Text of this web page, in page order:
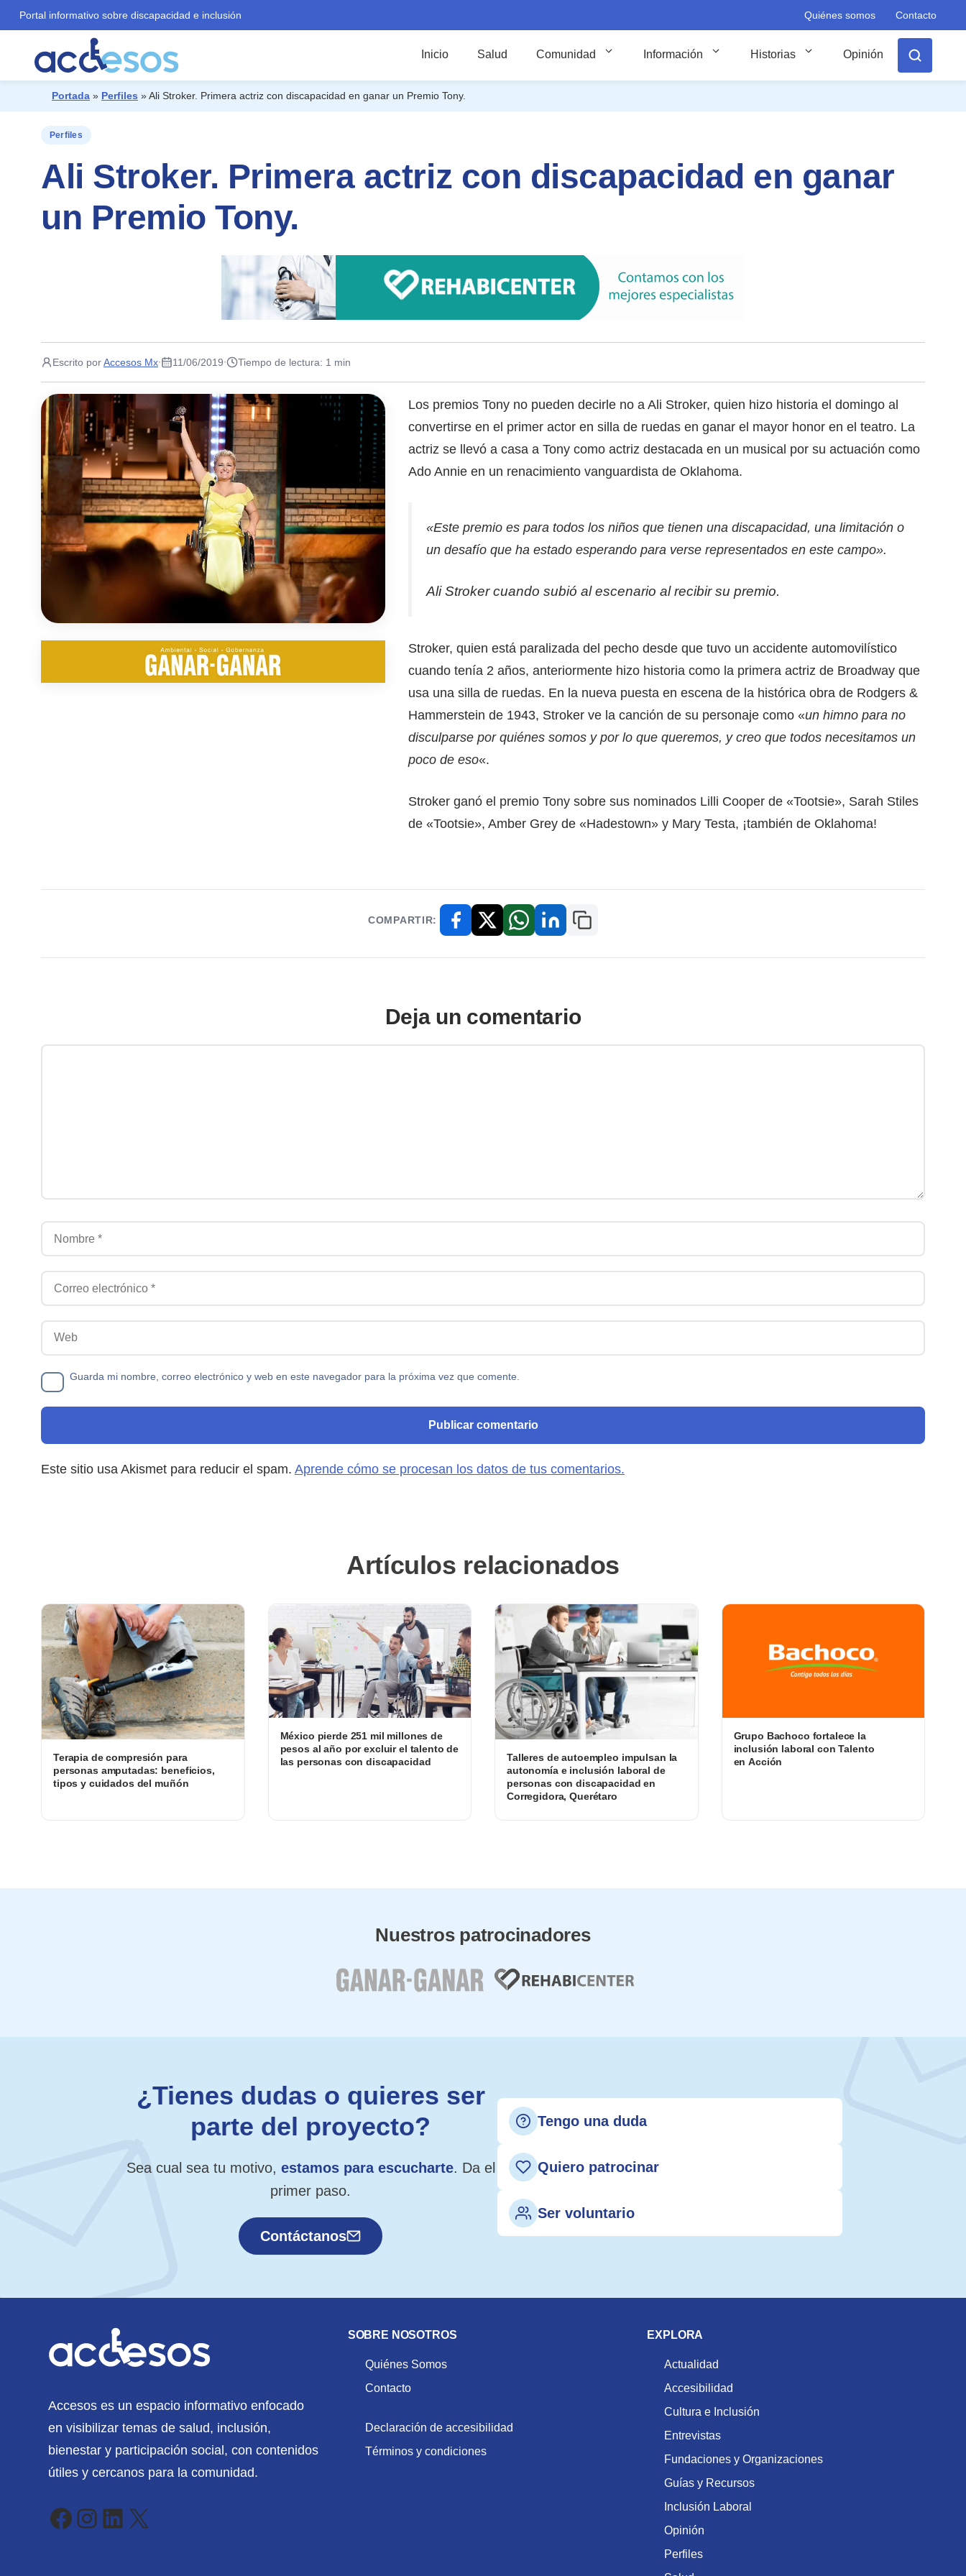
Portal informativo sobre discapacidad e inclusión Quiénes somos Contacto
Inicio Salud Comunidad Información Historias Opinión
¿Qué buscas?
Portada » Perfiles »Ali Stroker. Primera actriz con discapacidad en ganar un Premio Tony.
Perfiles
Ali Stroker. Primera actriz con discapacidad en ganar
un Premio Tony.
Escrito porAccesos Mx· 11/06/2019· Tiempo de lectura: 1 min
Los premios Tony no pueden decirle no a Ali Stroker, quien hizo historia el domingo al
convertirse en el primer actor en silla de ruedas en ganar el mayor honor en el teatro. La
actriz se llevó a casa a Tony como actriz destacada en un musical por su actuación como
Ado Annie en un renacimiento vanguardista de Oklahoma.
«Este premio es para todos los niños que tienen una discapacidad, una limitación o
un desafío que ha estado esperando para verse representados en este campo».
Ali Stroker cuando subió al escenario al recibir su premio.
Stroker, quien está paralizada del pecho desde que tuvo un accidente automovilístico
cuando tenía 2 años, anteriormente hizo historia como la primera actriz de Broadway que
usa una silla de ruedas. En la nueva puesta en escena de la histórica obra de Rodgers &
Hammerstein de 1943, Stroker ve la canción de su personaje como «un himno para no
disculparse por quiénes somos y por lo que queremos, y creo que todos necesitamos un
poco de eso«.
Stroker ganó el premio Tony sobre sus nominados Lilli Cooper de «Tootsie», Sarah Stiles
de «Tootsie», Amber Grey de «Hadestown» y Mary Testa, ¡también de Oklahoma!
COMPARTIR: FacebookX / TwitterWhatsAppLinkedInCopiar enlace
Deja un comentario
Guarda mi nombre, correo electrónico y web en este navegador para la próxima vez que comente.
Este sitio usa Akismet para reducir el spam. Aprende cómo se procesan los datos de tus comentarios.
Artículos relacionados
Terapia de compresión para
personas amputadas: beneficios,
tipos y cuidados del muñón
México pierde 251 mil millones de
pesos al año por excluir el talento de
las personas con discapacidad
Talleres de autoempleo impulsan la
autonomía e inclusión laboral de
personas con discapacidad en
Corregidora, Querétaro
Grupo Bachoco fortalece la
inclusión laboral con Talento
en Acción
Nuestros patrocinadores
¿Tienes dudas o quieres ser
parte del proyecto?
Sea cual sea tu motivo, estamos para escucharte. Da el
primer paso.
Contáctanos
Tengo una duda
Quiero patrocinar
Ser voluntario
Accesos es un espacio informativo enfocado
en visibilizar temas de salud, inclusión,
bienestar y participación social, con contenidos
útiles y cercanos para la comunidad.
Facebook
Instagram
LinkedIn
X
SOBRE NOSOTROS
Quiénes Somos
Contacto
Declaración de accesibilidad
Términos y condiciones
EXPLORA
Actualidad
Accesibilidad
Cultura e Inclusión
Entrevistas
Fundaciones y Organizaciones
Guías y Recursos
Inclusión Laboral
Opinión
Perfiles